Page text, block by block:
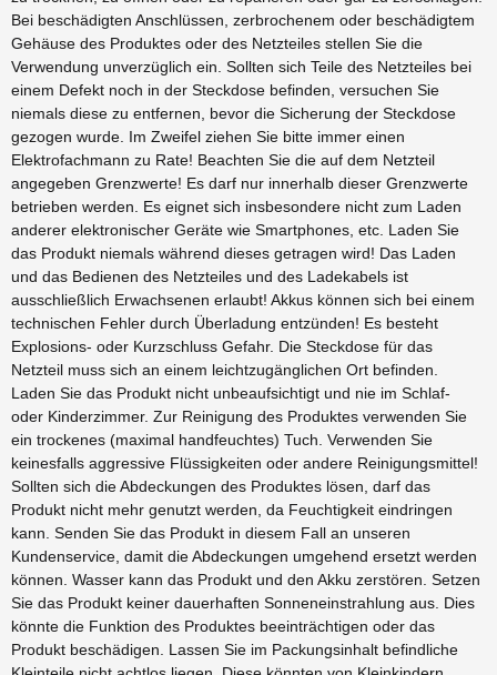
Bei beschädigten Anschlüssen, zerbrochenem oder beschädigtem
Gehäuse des Produktes oder des Netzteiles stellen Sie die
Verwendung unverzüglich ein. Sollten sich Teile des Netzteiles bei
einem Defekt noch in der Steckdose befinden, versuchen Sie
niemals diese zu entfernen, bevor die Sicherung der Steckdose
gezogen wurde. Im Zweifel ziehen Sie bitte immer einen
Elektrofachmann zu Rate! Beachten Sie die auf dem Netzteil
angegeben Grenzwerte! Es darf nur innerhalb dieser Grenzwerte
betrieben werden. Es eignet sich insbesondere nicht zum Laden
anderer elektronischer Geräte wie Smartphones, etc. Laden Sie
das Produkt niemals während dieses getragen wird! Das Laden
und das Bedienen des Netzteiles und des Ladekabels ist
ausschließlich Erwachsenen erlaubt! Akkus können sich bei einem
technischen Fehler durch Überladung entzünden! Es besteht
Explosions- oder Kurzschluss Gefahr. Die Steckdose für das
Netzteil muss sich an einem leichtzugänglichen Ort befinden.
Laden Sie das Produkt nicht unbeaufsichtigt und nie im Schlaf-
oder Kinderzimmer. Zur Reinigung des Produktes verwenden Sie
ein trockenes (maximal handfeuchtes) Tuch. Verwenden Sie
keinesfalls aggressive Flüssigkeiten oder andere Reinigungsmittel!
Sollten sich die Abdeckungen des Produktes lösen, darf das
Produkt nicht mehr genutzt werden, da Feuchtigkeit eindringen
kann. Senden Sie das Produkt in diesem Fall an unseren
Kundenservice, damit die Abdeckungen umgehend ersetzt werden
können. Wasser kann das Produkt und den Akku zerstören. Setzen
Sie das Produkt keiner dauerhaften Sonneneinstrahlung aus. Dies
könnte die Funktion des Produktes beeinträchtigen oder das
Produkt beschädigen. Lassen Sie im Packungsinhalt befindliche